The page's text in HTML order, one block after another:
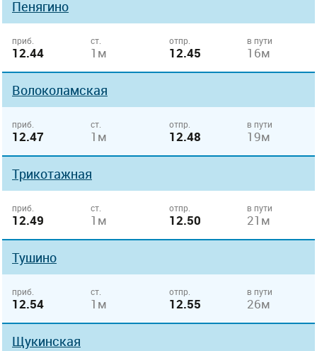
Пенягино
приб.
12.44
ст.
1м
отпр.
12.45
в пути
16м
Волоколамская
приб.
12.47
ст.
1м
отпр.
12.48
в пути
19м
Трикотажная
приб.
12.49
ст.
1м
отпр.
12.50
в пути
21м
Тушино
приб.
12.54
ст.
1м
отпр.
12.55
в пути
26м
Щукинская